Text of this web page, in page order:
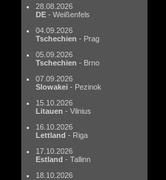
28.08.2026
DE - Weißenfels
04.09.2026
Tschechien - Prag
05.09.2026
Tschechien - Brno
07.09.2026
Slowakei - Pezinok
15.10.2026
Litauen - Vilnius
16.10.2026
Lettland - Riga
17.10.2026
Estland - Tallinn
18.10.2026